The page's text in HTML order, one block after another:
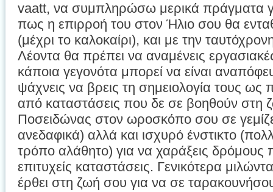
vaatt, να συμπληρώσω μερικά πράγματα
πως η επιρροή του στον Ήλιο σου θα
(μέχρι το καλοκαίρι), και με την
Λέοντα θα πρέπει να αναμένεις
κάποια γεγονότα μπορεί να είναι
ψάχνεις να βρεις τη σημειολογία τους
από καταστάσεις που δε σε βοηθούν στη
Ποσειδώνας στον ωροσκόπο σου σε
ανεδαφικά) αλλά και ισχυρό ένστικτο
τρόπο αλάθητο) για να χαράξεις
επιτυχείς καταστάσεις. Γενικότερα
έρθει στη ζωή σου για να σε